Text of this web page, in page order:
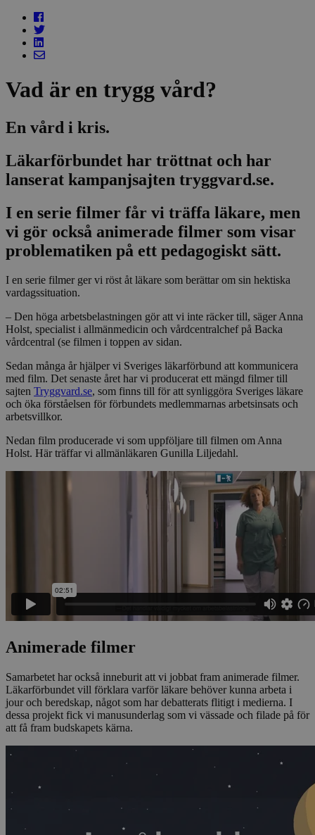
Vad är en trygg vård?
En vård i kris.
Läkarförbundet har tröttnat och har
lanserat kampanjsajten tryggvard.se.
I en serie filmer får vi träffa läkare, men
vi gör också animerade filmer som visar
problematiken på ett pedagogiskt sätt.
I en serie filmer ger vi röst åt läkare som berättar om sin hektiska
vardagssituation.
– Den höga arbetsbelastningen gör att vi inte räcker till, säger Anna
Holst, specialist i allmänmedicin och vårdcentralchef på Backa
vårdcentral (se filmen i toppen av sidan.
Sedan många år hjälper vi Sveriges läkarförbund att kommunicera
med film. Det senaste året har vi producerat ett mängd filmer till
sajten Tryggvard.se, som finns till för att synliggöra Sveriges läkare
och öka förståelsen för förbundets medlemmarnas arbetsinsats och
arbetsvillkor.
Nedan film producerade vi som uppföljare till filmen om Anna
Holst. Här träffar vi allmänläkaren Gunilla Liljedahl.
Animerade filmer
Samarbetet har också inneburit att vi jobbat fram animerade filmer.
Läkarförbundet vill förklara varför läkare behöver kunna arbeta i
jour och beredskap, något som har debatterats flitigt i medierna. I
dessa projekt fick vi manusunderlag som vi vässade och filade på för
att få fram budskapets kärna.